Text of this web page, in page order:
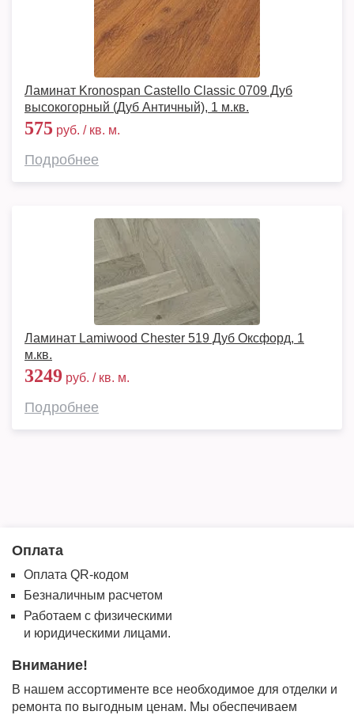
Ламинат Kronospan Castello Classic 0709 Дуб
высокогорный (Дуб Античный), 1 м.кв.
575 руб. / кв. м.
Подробнее
Ламинат Lamiwood Chester 519 Дуб Оксфорд, 1
м.кв.
3249 руб. / кв. м.
Подробнее
Оплата
Оплата QR-кодом
Безналичным расчетом
Работаем с физическими
и юридическими лицами.
Внимание!
В нашем ассортименте все необходимое для отделки и
ремонта по выгодным ценам. Мы обеспечиваем